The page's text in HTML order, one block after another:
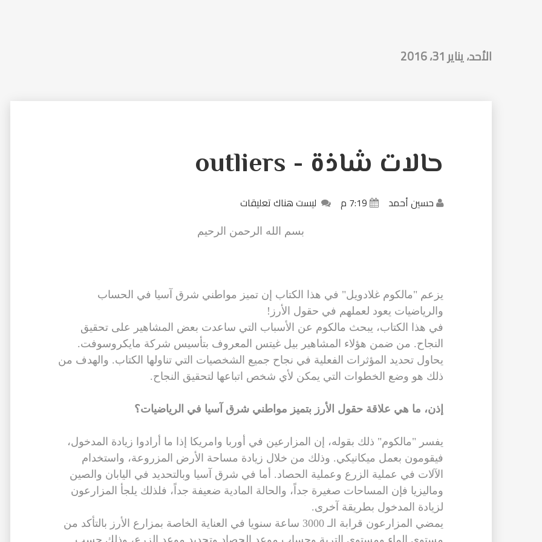
الأحد، يناير 31، 2016
حالات شاذة - outliers
حسين أحمد 7:19 م ليست هناك تعليقات
بسم الله الرحمن الرحيم
يزعم "مالكوم غلادويل" في هذا الكتاب إن تميز مواطني شرق آسيا في الحساب
والرياضيات يعود لعملهم في حقول الأرز!
في هذا الكتاب، يبحث مالكوم عن الأسباب التي ساعدت بعض المشاهير على تحقيق
النجاح. من ضمن هؤلاء المشاهير بيل غيتس المعروف بتأسيس شركة مايكروسوفت.
يحاول تحديد المؤثرات الفعلية في نجاح جميع الشخصيات التي تناولها الكتاب. والهدف من
ذلك هو وضع الخطوات التي يمكن لأي شخص اتباعها لتحقيق النجاح.
إذن، ما هي علاقة حقول الأرز بتميز مواطني شرق آسيا في الرياضيات؟
يفسر "مالكوم" ذلك بقوله، إن المزارعين في أوربا وامريكا إذا ما أرادوا زيادة المدخول،
فيقومون بعمل ميكانيكي. وذلك من خلال زيادة مساحة الأرض المزروعة، واستخدام
الآلات في عملية الزرع وعملية الحصاد. أما في شرق آسيا وبالتحديد في اليابان والصين
وماليزيا فإن المساحات صغيرة جداً، والحالة المادية ضعيفة جداً، فلذلك يلجأ المزارعون
لزيادة المدخول بطريقة آخرى.
يمضي المزارعون قرابة الـ 3000 ساعة سنويا في العناية الخاصة بمزارع الأرز بالتأكد من